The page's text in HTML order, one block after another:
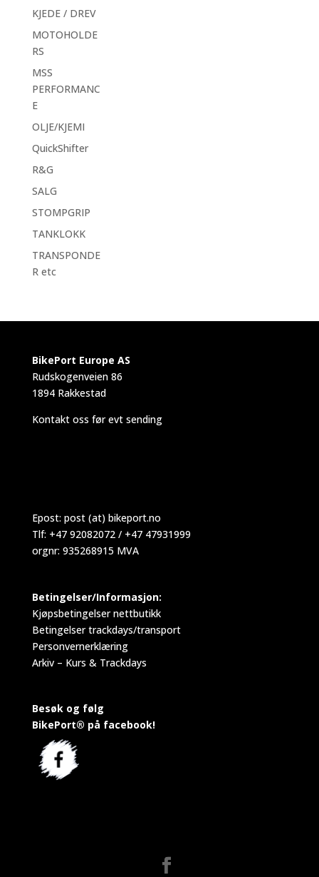
KJEDE / DREV
MOTOHOLDE
RS
MSS
PERFORMANC
E
OLJE/KJEMI
QuickShifter
R&G
SALG
STOMPGRIP
TANKLOKK
TRANSPONDE
R etc
BikePort Europe AS
Rudskogenveien 86
1894 Rakkestad
Kontakt oss før evt sending
Epost: post (at) bikeport.no
Tlf: +47 92082072 / +47 47931999
orgnr: 935268915 MVA
Betingelser/Informasjon:
Kjøpsbetingelser nettbutikk
Betingelser trackdays/transport
Personvernerklæring
Arkiv – Kurs & Trackdays
Besøk og følg
BikePort® på facebook!